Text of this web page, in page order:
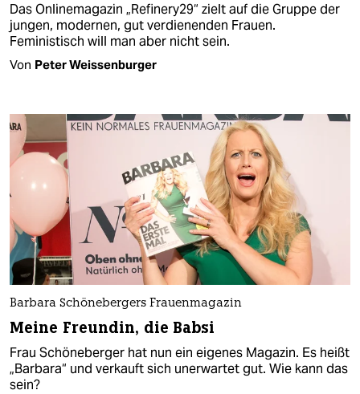
Das Onlinemagazin „Refinery29“ zielt auf die Gruppe der
jungen, modernen, gut verdienenden Frauen.
Feministisch will man aber nicht sein.
Von Peter Weissenburger
Barbara Schönebergers Frauenmagazin
Meine Freundin, die Babsi
Frau Schöneberger hat nun ein eigenes Magazin. Es heißt
„Barbara“ und verkauft sich unerwartet gut. Wie kann das
sein?